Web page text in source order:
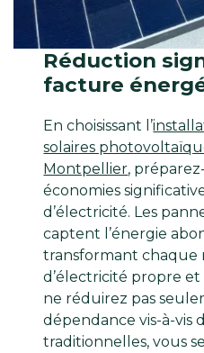
Réduction
facture
En choisissant l’
solaires
Montpellier,
économies
d’électricité. Les
captent l’énergie
transformant chaque
d’électricité propre
ne réduirez pas
dépendance vis-à-vis
traditionnelles, vous